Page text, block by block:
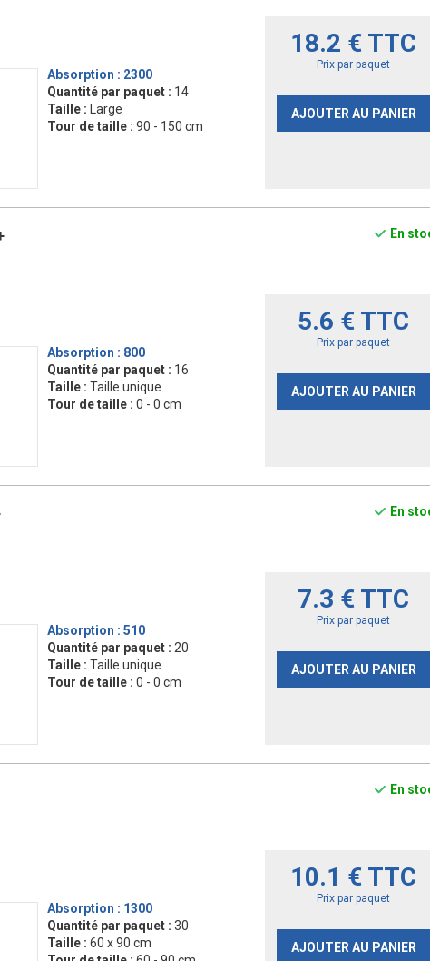
Absorption : 2300
Quantité par paquet : 14
Taille :
Large
Tour de taille : 90 - 150 cm
18.2 € TTC
Prix par paquet
AJOUTER AU PANIER
Absorption : 800
Quantité par paquet : 16
Taille : Taille unique
Tour de taille : 0 - 0 cm
En
5.6 € TTC
Prix par paquet
AJOUTER AU PANIER
Absorption : 510
Quantité par paquet : 20
Taille : Taille unique
Tour de taille : 0 - 0 cm
En
7.3 € TTC
Prix par paquet
AJOUTER AU PANIER
Absorption : 1300
Quantité par paquet : 30
Taille : 60 x 90 cm
En
10.1 € TTC
Prix par paquet
AJOUTER AU PANIER